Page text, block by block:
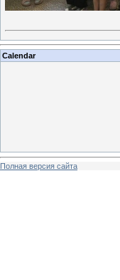
Calendar
Полная версия сайта